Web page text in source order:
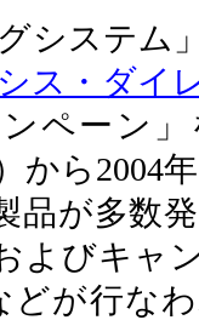
システム
ス・ダイ
ペーン
から2004
品が多数
よびキャ
どが行な